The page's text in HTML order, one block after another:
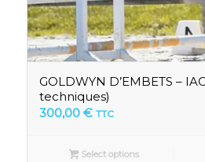
GOLDWYN D’EMBETS –
techniques)
300,00 € TTC
Select options